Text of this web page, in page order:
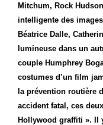
Mitchum, Rock
intelligente des
Béatrice Dalle,
lumineuse dans un
couple Humphrey
costumes d’un film
la prévention routière
accident fatal, ces
Hollywood graffiti ». Il